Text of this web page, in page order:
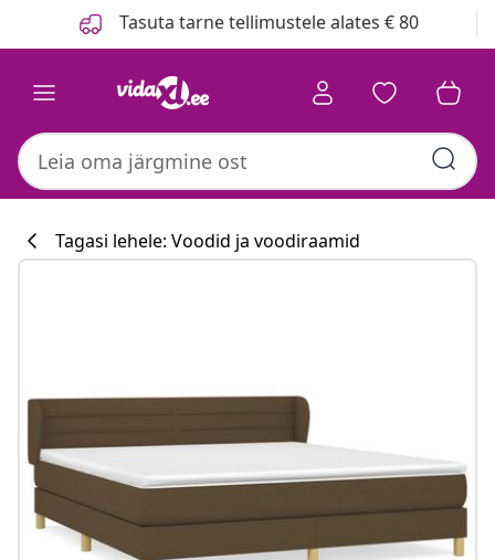
Tasuta tarne tellimustele alates € 80
Tagasi lehele: Voodid ja voodiraamid